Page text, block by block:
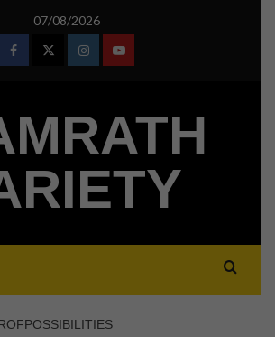
07/08/2026
FacebookTwitterInstagramYoutube